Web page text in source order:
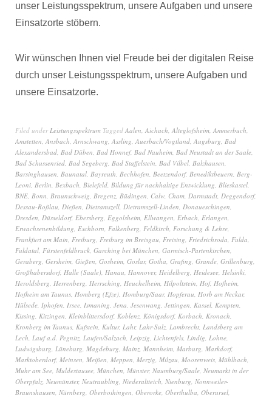
unser Leistungsspektrum, unsere Aufgaben und unsere
Einsatzorte stöbern.
Wir wünschen Ihnen viel Freude bei der digitalen Reise
durch unser Leistungsspektrum, unsere Aufgaben und
unsere Einsatzorte.
Filed underLeistungsspektrum Tagged Aalen, Aichach, Alteglofsheim, Ammerbuch,
Amstetten, Ansbach, Arnschwang, Assling, Auerbach/Vogtland, Augsburg, Bad
Alexandersbad, Bad Düben, Bad Honnef, Bad Nauheim, Bad Neustadt an der Saale,
Bad Schussenried, Bad Segeberg, Bad Staffelstein, Bad Vilbel, Balzhausen,
Barsinghausen, Baunatal, Bayreuth, Bechhofen, Beetzendorf, Benediktbeuern, Berg-
Leoni, Berlin, Bexbach, Bielefeld, Bildung für nachhaltige Entwicklung, Blieskastel,
BNE, Bonn, Braunschweig, Bregenz, Büdingen, Calw, Cham, Darmstadt, Deggendorf,
Dessau-Roßlau, Dießen, Dietramszell, Dietramszell-Linden, Donaueschingen,
Dresden, Düsseldorf, Ebersberg, Eggolsheim, Ellwangen, Erbach, Erlangen,
Erwachsenenbildung, Eschborn, Falkenberg, Feldkirch, Forschung & Lehre,
Frankfurt am Main, Freiburg, Freiburg im Breisgau, Freising, Friedrichroda, Fulda,
Fuldatal, Fürstenfeldbruck, Garching bei München, Garmisch-Partenkirchen,
Geraberg, Gersheim, Gießen, Gosheim, Goslar, Gotha, Grafing, Grande, Grillenburg,
Großhabersdorf, Halle (Saale), Hanau, Hannover, Heidelberg, Heidesee, Helsinki,
Heroldsberg, Herrenberg, Herrsching, Heuchelheim, Hilpoltstein, Hof, Hofheim,
Hofheim am Taunus, Homberg (Efze), Homburg/Saar, Hopferau, Horb am Neckar,
Hülsede, Iphofen, Irsee, Ismaning, Jena, Jesenwang, Jettingen, Kassel, Kempten,
Kissing, Kitzingen, Kleinblittersdorf, Koblenz, Königsdorf, Korbach, Kronach,
Kronberg im Taunus, Kufstein, Kultur, Lahr, Lahr-Sulz, Lambrecht, Landsberg am
Lech, Lauf a.d. Pegnitz, Laufen/Salzach, Leipzig, Lichtenfels, Lindig, Lohne,
Ludwigsburg, Lüneburg, Magdeburg, Mainz, Mannheim, Marburg, Markdorf,
Marktoberdorf, Meinsen, Meißen, Meppen, Merzig, Milzau, Moorenweis, Mühlbach,
Muhr am See, Muldestausee, München, Münster, Naumburg/Saale, Neumarkt in der
Oberpfalz, Neumünster, Neutraubling, Niederaltteich, Nienburg, Nonnweiler-
Braunshausen, Nürnberg, Oberboihingen, Oberorke, Oberthulba, Oberursel,